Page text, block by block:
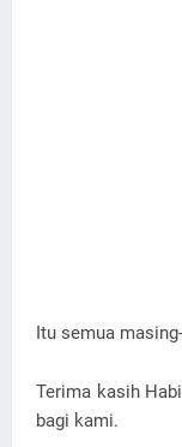
Itu semua
Terima kasih
bagi kami.